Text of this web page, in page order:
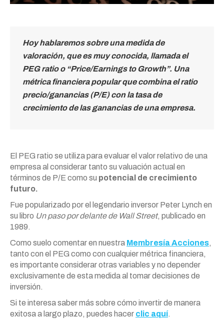
Hoy hablaremos sobre una medida de
valoración, que es muy conocida, llamada el
PEG ratio o “Price/Earnings to Growth”. Una
métrica financiera popular que combina el ratio
precio/ganancias (P/E) con la tasa de
crecimiento de las ganancias de una empresa.
El PEG ratio se utiliza para evaluar el valor relativo de una
empresa al considerar tanto su valuación actual en
términos de P/E como su potencial de crecimiento
futuro.
Fue popularizado por el legendario inversor Peter Lynch en
su libro Un paso por delante de Wall Street, publicado en
1989.
Como suelo comentar en nuestra Membresía Acciones,
tanto con el PEG como con cualquier métrica financiera,
es importante considerar otras variables y no depender
exclusivamente de esta medida al tomar decisiones de
inversión.
Si te interesa saber más sobre cómo invertir de manera
exitosa a largo plazo, puedes hacer clic aquí.